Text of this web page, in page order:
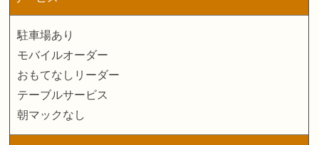
駐車場あり
モバイルオーダー
おもてなしリーダー
テーブルサービス
朝マックなし